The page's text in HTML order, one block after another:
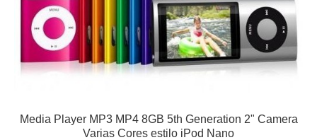
Media Player MP3 MP4 8GB 5th Generation 2" Camera
Varias Cores estilo iPod Nano